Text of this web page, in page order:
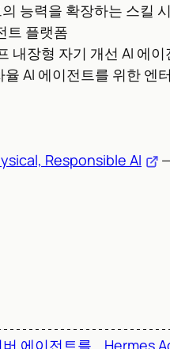
능력을 확장하는 스킬
트 플랫폼
내장형 자기 개선 AI 에이
AI 에이전트를 위한 엔
Responsible AI —
에이전트를
Hermes